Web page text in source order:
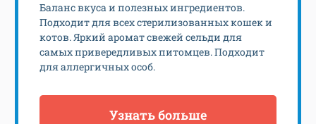
Баланс вкуса и полезных ингредиентов.
Подходит для всех стерилизованных кошек и
котов. Яркий аромат свежей сельди для
самых привередливых питомцев. Подходит
для аллергичных особ.
Узнать больше